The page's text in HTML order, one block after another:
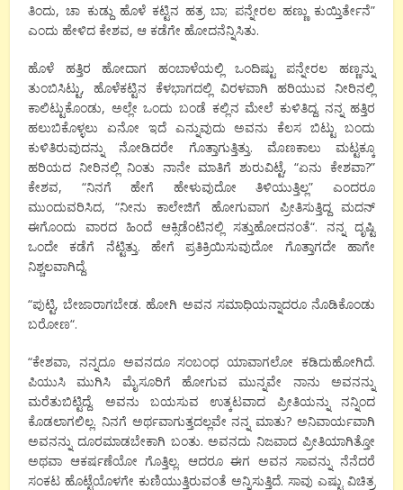
ತಿಂದು,ಚಾ ಕುಡ್ದು ಹೊಳೆ ಕಟ್ಟಿನ ಹತ್ರ ಬಾ; ಪನ್ನೇರಲ ಹಣ್ಣು ಕುಯ್ತಿರ್ತೇನೆ”
ಎಂದು ಹೇಳಿದ ಕೇಶವ,ಆ ಕಡೆಗೇ ಹೋದನೆನ್ನಿಸಿತು.
ಹೊಳೆ ಹತ್ತಿರ ಹೋದಾಗ ಹಂಬಾಳೆಯಲ್ಲಿ ಒಂದಿಷ್ಟು ಪನ್ನೇರಲ
ಹಣ್ಣನ್ನು
ತುಂಬಿಸಿಟ್ಟು, ಹೊಳೆಕಟ್ಟಿನ ಕೆಳಭಾಗದಲ್ಲಿ ವಿರಳವಾಗಿ ಹರಿಯುವ ನೀರಿನಲ್ಲಿ
ಕಾಲಿಟ್ಟುಕೊಂಡು, ಅಲ್ಲೇ ಒಂದು ಬಂಡೆ ಕಲ್ಲಿನ ಮೇಲೆ ಕುಳಿತಿದ್ದ.ನನ್ನ ಹತ್ತಿರ
ಹಲುಬಿಕೊಳ್ಳಲು ಏನೋ ಇದೆ ಎನ್ನುವುದು ಅವನು ಕೆಲಸ ಬಿಟ್ಟು
ಬಂದು
ಕುಳಿತಿರುವುದನ್ನು
ನೋಡಿದರೇ ಗೊತ್ತಾಗುತ್ತಿತ್ತು. ಮೊಣಕಾಲು
ಮಟ್ಟಕ್ಕೂ
ಹರಿಯದ ನೀರಿನಲ್ಲಿ ನಿಂತು ನಾನೇ ಮಾತಿಗೆ ಶುರುವಿಟ್ಟೆ, “ಏನು ಕೇಶವಾ?”
ಕೇಶವ, “ನಿನಗೆ ಹೇಗೆ ಹೇಳುವುದೋ ತಿಳಿಯುತ್ತಿಲ್ಲ” ಎಂದರೂ
ಮುಂದುವರಿಸಿದ, “ನೀನು ಕಾಲೇಜಿಗೆ ಹೋಗುವಾಗ ಪ್ರೀತಿಸುತ್ತಿದ್ದ ಮದನ್
ಈಗೊಂದು ವಾರದ ಹಿಂದೆ ಆಕ್ಸಿಡೆಂಟಿನಲ್ಲಿ ಸತ್ತುಹೋದನಂತೆ“. ನನ್ನ ದೃಷ್ಟಿ
ಒಂದೇ
ಕಡೆಗೆ ನೆಟ್ಟಿತ್ತು. ಹೇಗೆ ಪ್ರತಿಕ್ರಿಯಿಸುವುದೋ ಗೊತ್ತಾಗದೇ
ಹಾಗೇ
ನಿಶ್ಚಲವಾಗಿದ್ದೆ.
“ಪುಟ್ಟಿ,ಬೇಜಾರಾಗಬೇಡ.ಹೋಗಿ ಅವನ ಸಮಾಧಿಯನ್ನಾದರೂ ನೊಡಿಕೊಂಡು
ಬರೋಣ“.
“ಕೇಶವಾ, ನನ್ನದೂ ಅವನದೂ ಸಂಬಂಧ ಯಾವಾಗಲೋ ಕಡಿದುಹೋಗಿದೆ.
ಪಿಯುಸಿ
ಮುಗಿಸಿ ಮೈಸೂರಿಗೆ ಹೋಗುವ ಮುನ್ನವೇ ನಾನು
ಅವನನ್ನು
ಮರೆತುಬಿಟ್ಟಿದ್ದೆ. ಅವನು ಬಯಸುವ ಉತ್ಕಟವಾದ ಪ್ರೀತಿಯನ್ನು
ನನ್ನಿಂದ
ಕೊಡಲಾಗಲಿಲ್ಲ. ನಿನಗೆ ಅರ್ಥವಾಗುತ್ತದಲ್ಲವೇ ನನ್ನ ಮಾತು? ಅನಿವಾರ್ಯವಾಗಿ
ಅವನನ್ನು ದೂರಮಾಡಬೇಕಾಗಿ ಬಂತು.ಅವನದು ನಿಜವಾದ ಪ್ರೀತಿಯಾಗಿತ್ತೋ
ಅಥವಾ ಆಕರ್ಷಣೆಯೋ ಗೊತ್ತಿಲ್ಲ. ಆದರೂ ಈಗ ಅವನ ಸಾವನ್ನು ನೆನೆದರೆ
ಸಂಕಟ ಹೊಟ್ಟೆಯೊಳಗೇ ಕುಣಿಯುತ್ತಿರುವಂತೆ ಅನ್ನಿಸುತ್ತಿದೆ. ಸಾವು ಎಷ್ಟು ವಿಚಿತ್ರ